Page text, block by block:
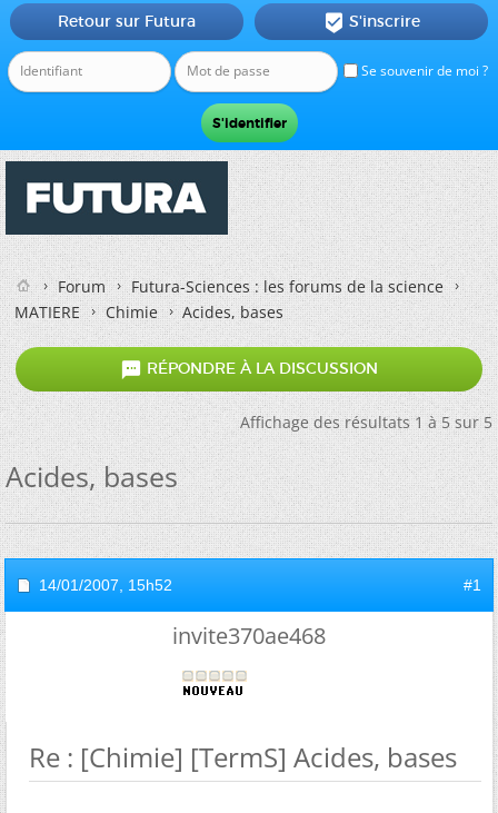
Se souvenir de moi ?
Retour sur Futura  S'inscrire
Forum
Futura-Sciences : les forums de la science
MATIERE
Chimie Acides, bases
 RÉPONDRE À LA DISCUSSION
Affichage des résultats 1 à 5 sur 5
Acides, bases
14/01/2007, 15h52 #1
invite370ae468
Re : [Chimie] [TermS] Acides, bases